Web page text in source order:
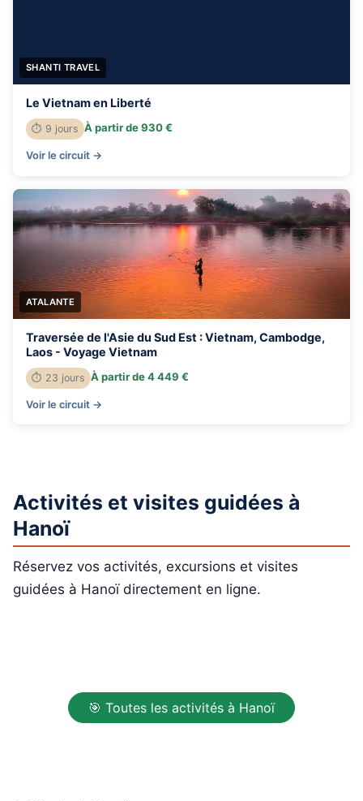
SHANTI TRAVEL
Le Vietnam en Liberté
⏱ 9 jours À partir de 930 €
Voir le circuit →
ATALANTE
Traversée de l'Asie du Sud Est : Vietnam, Cambodge,
Laos - Voyage Vietnam
⏱ 23 jours À partir de 4 449 €
Voir le circuit →
Activités et visites guidées à
Hanoï
Réservez vos activités, excursions et visites
guidées à Hanoï directement en ligne.
🎯 Toutes les activités à Hanoï